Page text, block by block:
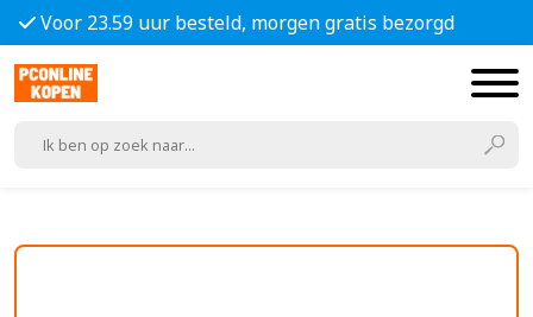
Voor 23.59 uur besteld, morgen gratis bezorgd